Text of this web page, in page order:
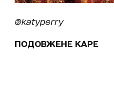
@katyperry
ПОДОВЖЕНЕ КАРЕ